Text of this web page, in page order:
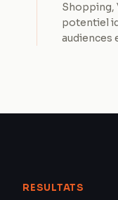
Shopping,
potentiel
audiences
RESULTATS